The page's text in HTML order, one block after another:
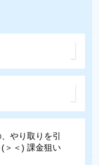
やり取りを引
＞＜) 課金狙い